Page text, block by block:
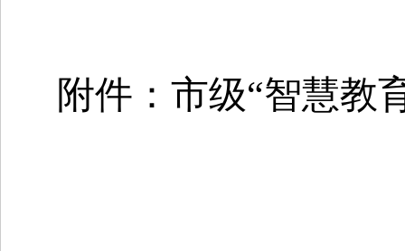
附件：市级“智慧教